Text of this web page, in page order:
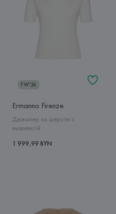
FW'26
Ermanno Firenze
Джемпер из шерсти с
вышивкой
1 999,99 BYN